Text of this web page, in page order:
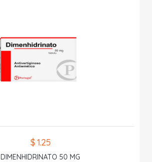
$ 1.25
DIMENHIDRINATO 50 MG